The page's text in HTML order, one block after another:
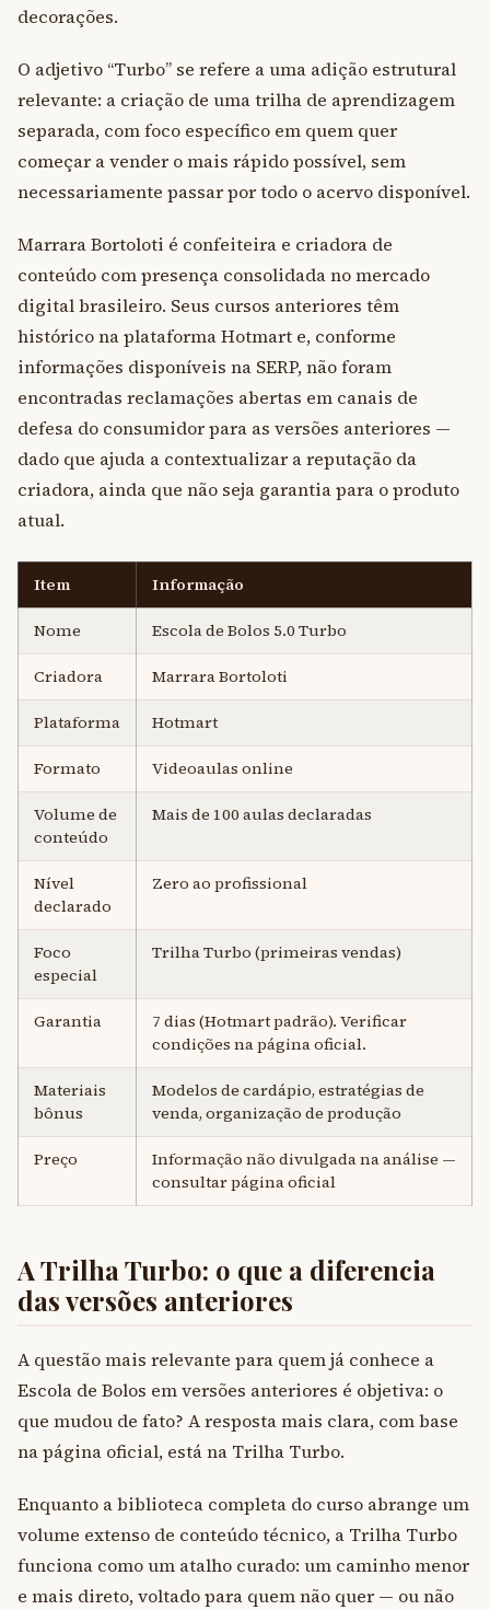
decorações.
O adjetivo “Turbo” se refere a uma adição estrutural
relevante: a criação de uma trilha de aprendizagem
separada, com foco específico em quem quer
começar a vender o mais rápido possível, sem
necessariamente passar por todo o acervo disponível.
Marrara Bortoloti é confeiteira e criadora de
conteúdo com presença consolidada no mercado
digital brasileiro. Seus cursos anteriores têm
histórico na plataforma Hotmart e, conforme
informações disponíveis na SERP, não foram
encontradas reclamações abertas em canais de
defesa do consumidor para as versões anteriores —
dado que ajuda a contextualizar a reputação da
criadora, ainda que não seja garantia para o produto
atual.
Item Informação
Nome Escola de Bolos 5.0 Turbo
Criadora Marrara Bortoloti
Plataforma Hotmart
Formato Videoaulas online
Volume de
conteúdo
Mais de 100 aulas declaradas
Nível
declarado
Zero ao profissional
Foco
especial
Trilha Turbo (primeiras vendas)
Garantia
7 dias (Hotmart padrão). Verificar
condições na página oficial.
Materiais
bônus
Modelos de cardápio, estratégias de
venda, organização de produção
Preço
Informação não divulgada na análise —
consultar página oficial
A Trilha Turbo: o que a diferencia
das versões anteriores
A questão mais relevante para quem já conhece a
Escola de Bolos em versões anteriores é objetiva: o
que mudou de fato? A resposta mais clara, com base
na página oficial, está na Trilha Turbo.
Enquanto a biblioteca completa do curso abrange um
volume extenso de conteúdo técnico, a Trilha Turbo
funciona como um atalho curado: um caminho menor
e mais direto, voltado para quem não quer — ou não